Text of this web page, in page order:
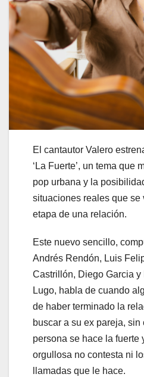
El cantautor Valero
‘La Fuerte’, un tema que
pop urbana y la
situaciones reales que se
etapa de una relación.
Este nuevo sencillo,
Andrés Rendón, Luis
Castrillón, Diego Garcia y
Lugo, habla de cuando
de haber terminado la
buscar a su ex pareja, sin
persona se hace la fuerte
orgullosa no contesta ni
llamadas que le hace.